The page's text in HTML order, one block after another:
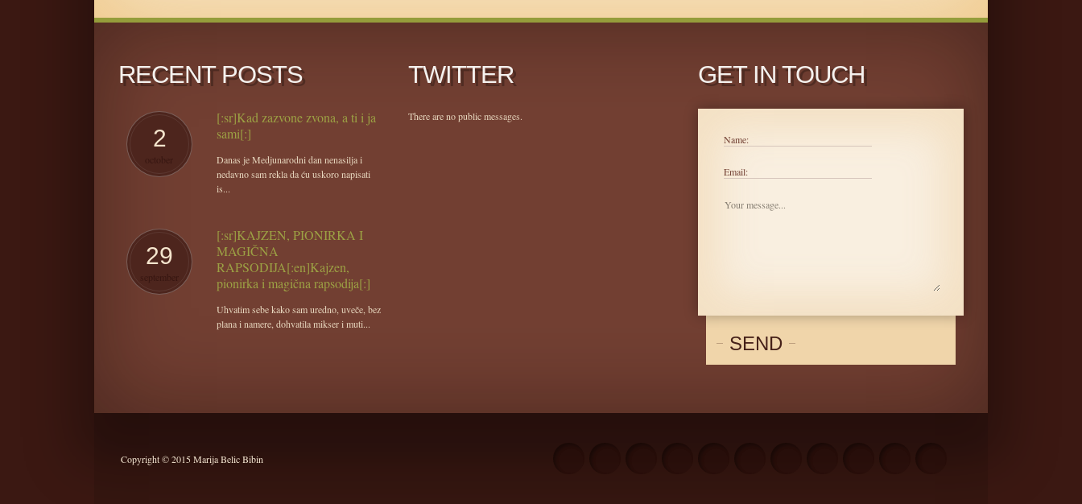
RECENT POSTS
2
[:sr]Kad zazvone zvona, a ti i ja
sami[:]
Danas je Medjunarodni dan nenasilja i
nedavno sam rekla da ću uskoro napisati
is...
29
[:sr]KAJZEN, PIONIRKA I
MAGIČNA
RAPSODIJA[:en]Kajzen,
pionirka i magična rapsodija[:]
Uhvatim sebe kako sam uredno, uveče, bez
plana i namere, dohvatila mikser i muti...
TWITTER
There are no public messages.
GET IN TOUCH
Name:
Email:
SEND
Copyright © 2015 Marija Belic Bibin